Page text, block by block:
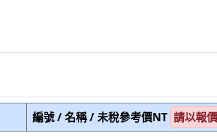
編號 / 名稱 / 未稅參考價NT 請以報